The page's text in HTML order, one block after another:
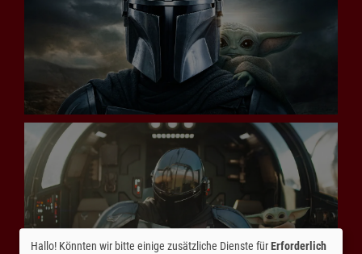
Hallo! Könnten wir bitte einige zusätzliche Dienste fürErforderlich